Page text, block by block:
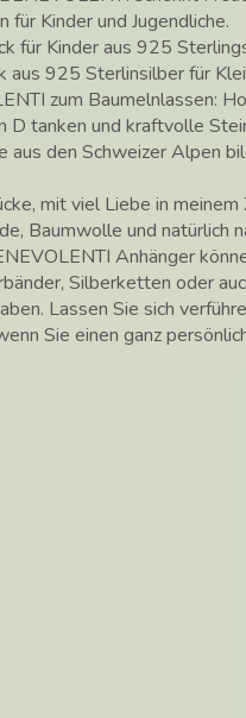
für Kinder und Jugendliche.
für Kinder aus 925
aus 925 Sterlinsilber für
zum Baumelnlassen:
D tanken und kraftvolle
aus den Schweizer Alpen
mit viel Liebe in
Baumwolle und natürlich
Anhänger
Silberketten oder
Lassen Sie sich
Sie einen ganz